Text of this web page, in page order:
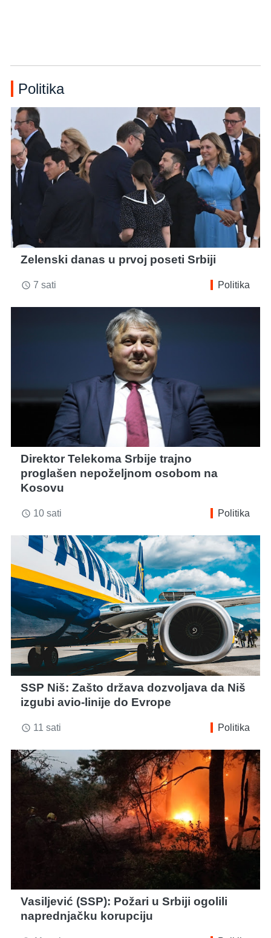
Politika
Zelenski danas u prvoj poseti Srbiji
access_time 7 sati Politika
Direktor Telekoma Srbije trajno
proglašen nepoželjnom osobom na
Kosovu
access_time 10 sati Politika
SSP Niš: Zašto država dozvoljava da Niš
izgubi avio-linije do Evrope
access_time 11 sati Politika
Vasiljević (SSP): Požari u Srbiji ogolili
naprednjačku korupciju